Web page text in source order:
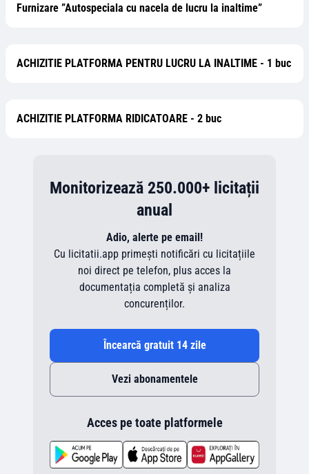
Furnizare ”Autospeciala cu nacela de lucru la inaltime”
ACHIZITIE PLATFORMA PENTRU LUCRU LA INALTIME - 1 buc
ACHIZITIE PLATFORMA RIDICATOARE - 2 buc
Monitorizează 250.000+ licitații
anual
Adio, alerte pe email!
Cu licitatii.app primești notificări cu licitațiile
noi direct pe telefon, plus acces la
documentația completă și analiza
concurenților.
Încearcă gratuit 14 zile
Vezi abonamentele
Acces pe toate platformele